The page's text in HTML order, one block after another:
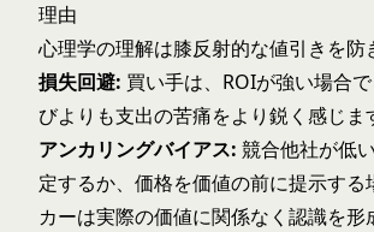
理由
心理学の理解は膝反射的な値引きを防
損失回避: 買い手は、ROIが強い場合
びよりも支出の苦痛をより鋭く感じま
アンカリングバイアス: 競合他社が低
定するか、価格を価値の前に提示する
カーは実際の価値に関係なく認識を形